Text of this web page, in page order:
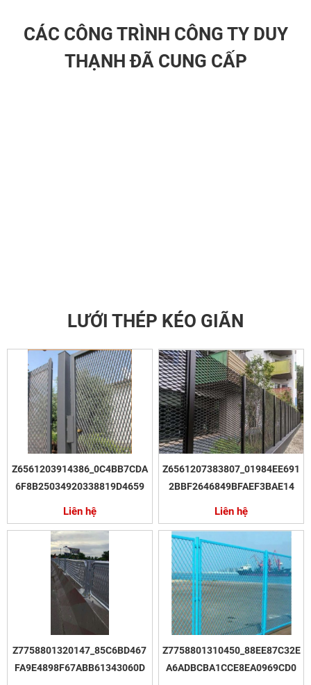
CÁC CÔNG TRÌNH CÔNG TY DUY
THẠNH ĐÃ CUNG CẤP
LƯỚI THÉP KÉO GIÃN
Z6561203914386_0C4BB7CDA
6F8B25034920338819D4659
Liên hệ
Z6561207383807_01984EE691
2BBF2646849BFAEF3BAE14
Liên hệ
Z7758801320147_85C6BD467
FA9E4898F67ABB61343060D
Z7758801310450_88EE87C32E
A6ADBCBA1CCE8EA0969CD0